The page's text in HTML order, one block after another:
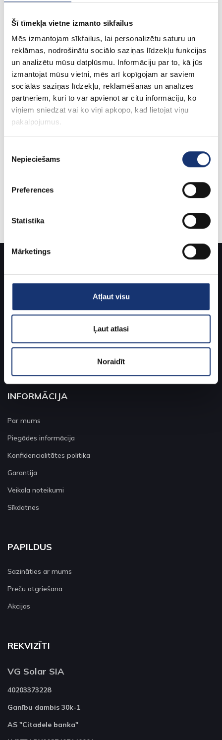
Šī tīmekļa vietne izmanto sīkfailus
Mēs izmantojam sīkfailus, lai personalizētu saturu un
reklāmas, nodrošinātu sociālo saziņas līdzekļu funkcijas
un analizētu mūsu datplūsmu. Informāciju par to, kā jūs
izmantojat mūsu vietni, mēs arī kopīgojam ar saviem
sociālās saziņas līdzekļu, reklamēšanas un analīzes
partneriem, kuri to var apvienot ar citu informāciju, ko
viņiem sniedzat vai ko viņi apkopo, kad lietojat viņu
pakalpojumus.
izvēle
Nepieciešams
Preferences
Statistika
Mārketings
Atļaut visu
Ļaut atlasi
Noraidīt
Evolar melna XS izmēra 600x900x400mm dek...
428.57€
INFORMĀCIJA
Par mums
Piegādes informācija
Konfidencialitātes politika
Garantija
Veikala noteikumi
Sīkdatnes
PAPILDUS
Sazināties ar mums
Preču atgriešana
Akcijas
REKVIZĪTI
VG Solar SIA
40203373228
Ganību dambis 30k-1
AS "Citadele banka"